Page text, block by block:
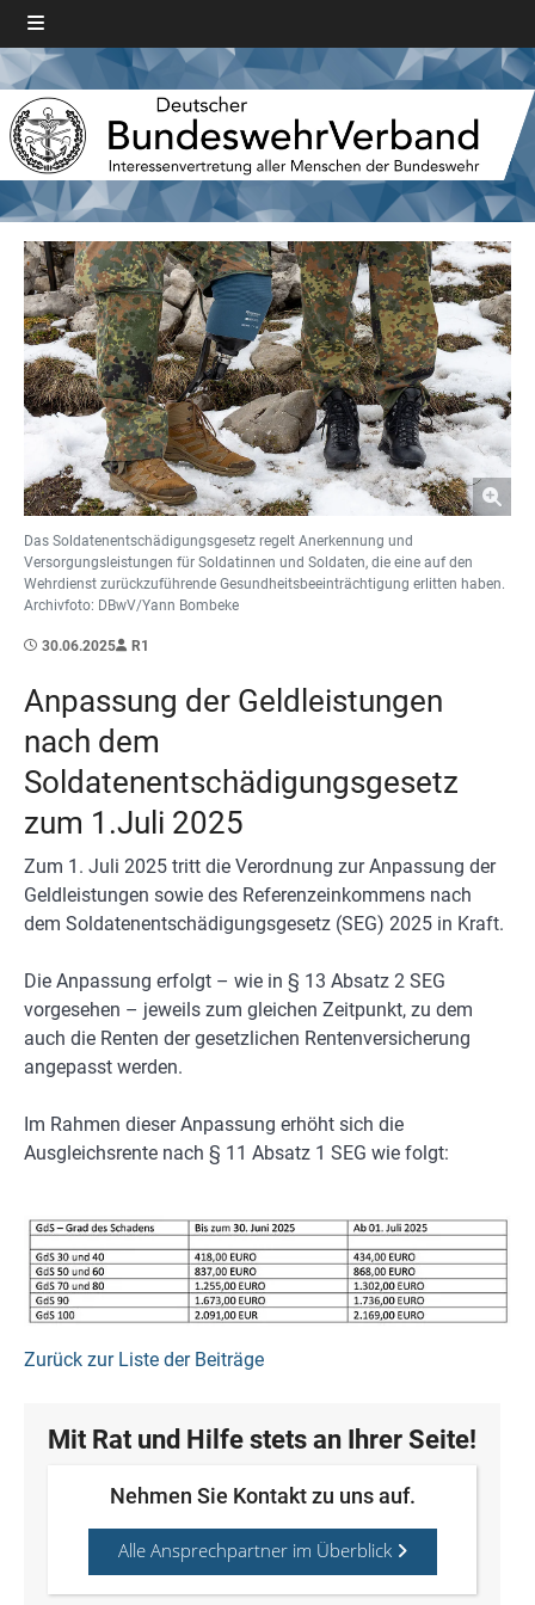
Das Soldatenentschädigungsgesetz regelt Anerkennung und
Versorgungsleistungen für Soldatinnen und Soldaten, die eine auf den
Wehrdienst zurückzuführende Gesundheitsbeeinträchtigung erlitten haben.
Archivfoto: DBwV/Yann Bombeke
30.06.2025 R1
Anpassung der Geldleistungen
nach dem
Soldatenentschädigungsgesetz
zum 1.Juli 2025
Zum 1. Juli 2025 tritt die Verordnung zur Anpassung der
Geldleistungen sowie des Referenzeinkommens nach
dem Soldatenentschädigungsgesetz (SEG) 2025 in Kraft.
Die Anpassung erfolgt – wie in § 13 Absatz 2 SEG
vorgesehen – jeweils zum gleichen Zeitpunkt, zu dem
auch die Renten der gesetzlichen Rentenversicherung
angepasst werden.
Im Rahmen dieser Anpassung erhöht sich die
Ausgleichsrente nach § 11 Absatz 1 SEG wie folgt:
Zurück zur Liste der Beiträge
Mit Rat und Hilfe stets an Ihrer Seite!
Nehmen Sie Kontakt zu uns auf.
Alle Ansprechpartner im Überblick